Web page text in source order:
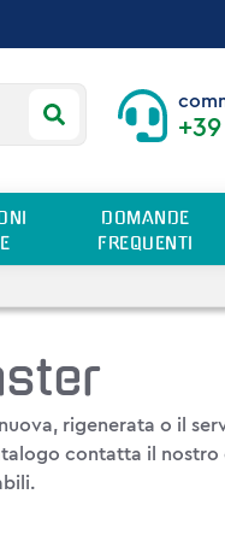
DOMANDE
FREQUENTI
rigenerata o il
contatta il nostro